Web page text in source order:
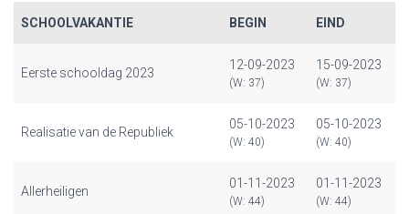
SCHOOLVAKANTIE BEGIN EIND
Eerste schooldag 2023
12-09-2023
(W: 37)
15-09-2023
(W: 37)
Realisatie van de Republiek
05-10-2023
(W: 40)
05-10-2023
(W: 40)
Allerheiligen
01-11-2023
(W: 44)
01-11-2023
(W: 44)